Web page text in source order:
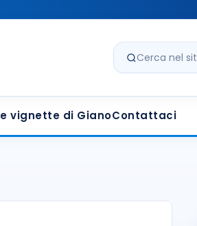
Cerca nel sito
vignette di GianoContattaci